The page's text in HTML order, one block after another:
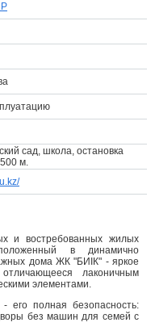
сад, школа, остановка
м.
и востребованных жилых
в динамично
дома ЖК "БИIК" - яркое
лаконичным
элементами.
его полная безопасность:
без машин для семей с